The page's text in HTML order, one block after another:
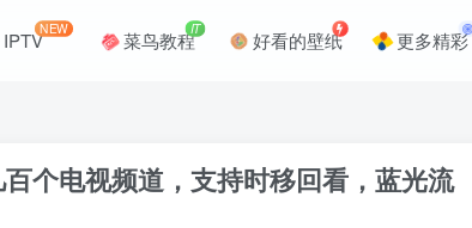
IPTVNEW 菜鸟教程IT 好看的壁纸 更多精彩
个电视频道，支持时移回看，蓝光流